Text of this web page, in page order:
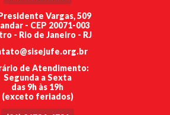
Vargas, 509
andar - CEP 20071-003
- Rio de Janeiro - RJ
de Atendimento:
Segunda a Sexta
das 9h às 19h
(exceto feriados)